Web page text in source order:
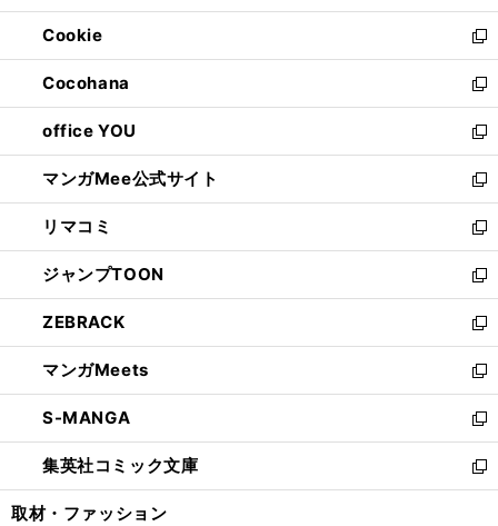
開
く
ウ
で
開
く
ン
ド
ウ
で
開
く
ウ
ィ
ン
ド
ウ
で
開
く
Cookie
新
し
い
ウ
ィ
ン
ド
ウ
で
開
く
Cocohana
新
し
い
ウ
ィ
ン
ド
ウ
で
開
く
office YOU
新
し
い
ウ
ィ
ン
ド
ウ
で
開
く
マンガMee公式サイト
新
し
い
ウ
ィ
ン
ド
ウ
で
開
く
リマコミ
新
し
い
ウ
ィ
ン
ド
ウ
で
開
く
ジャンプTOON
新
し
い
ウ
ィ
ン
ド
ウ
で
開
ZEBRACK
新
し
い
ウ
ィ
ン
ド
ウ
マンガMeets
新
し
い
ウ
ィ
ン
S-MANGA
新
し
い
ウ
集英社コミック文庫
新
し
取材・ファッション